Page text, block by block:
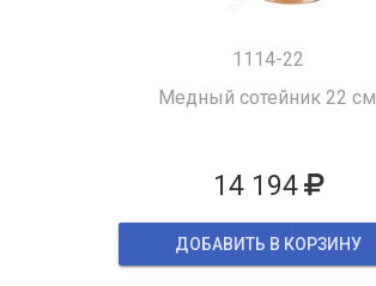
1114-22
Медный сотейник 22 см.
14 194
ДОБАВИТЬ В КОРЗИНУ